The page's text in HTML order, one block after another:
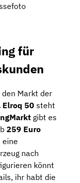
für
Markt der
Elroq 50steht
gibt es
259 Euro
eine
nach
könnt
ihr habt die